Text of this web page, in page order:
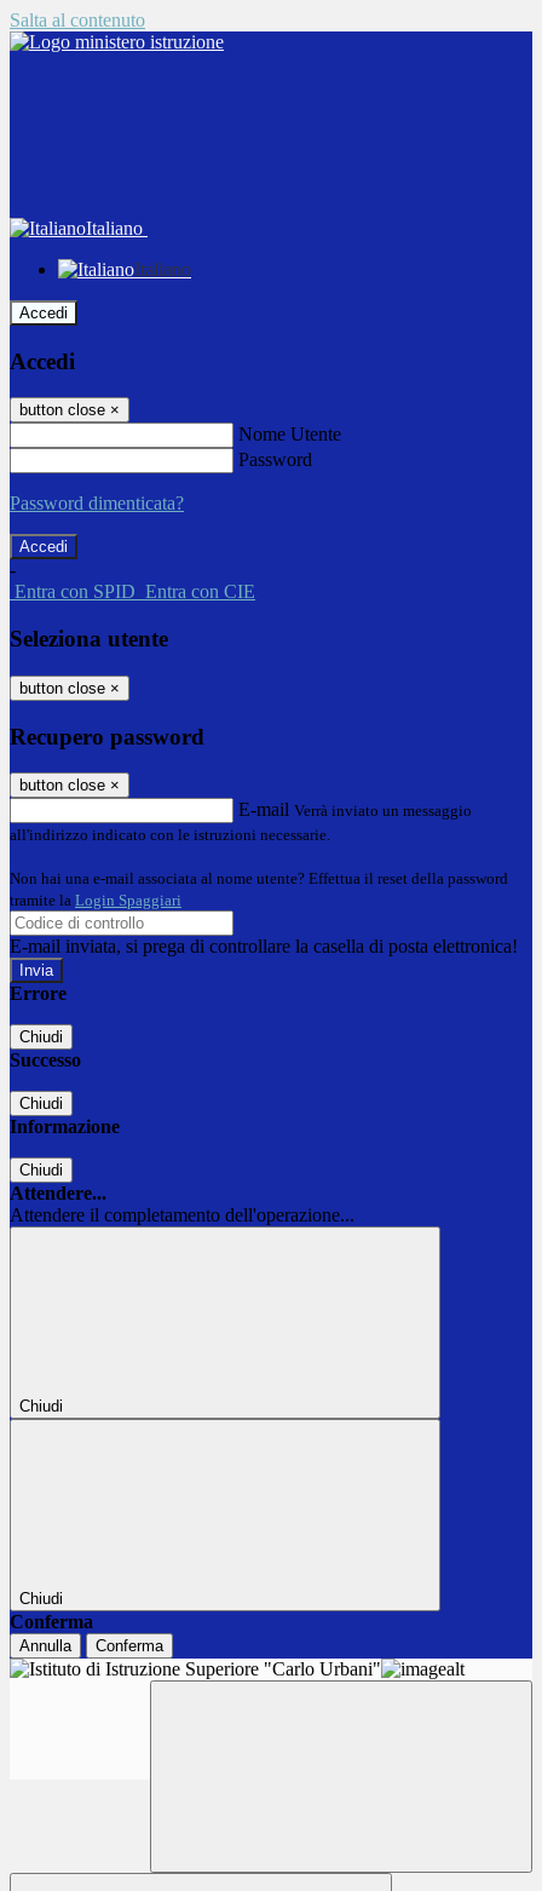
Salta al contenuto
Italiano
Italiano
Accedi
Accedi
button close ×
Nome Utente
Password
Password dimenticata?
-
Entra con SPID Entra con CIE
Seleziona utente
button close ×
Recupero password
button close ×
E-mail Verrà inviato un messaggio
all'indirizzo indicato con le istruzioni necessarie.
Non hai una e-mail associata al nome utente? Effettua il reset della password
tramite la Login Spaggiari
E-mail inviata, si prega di controllare la casella di posta elettronica!
Errore
Chiudi
Successo
Chiudi
Informazione
Chiudi
Attendere...
Attendere il completamento dell'operazione...
Chiudi
Chiudi
Conferma
Annulla Conferma